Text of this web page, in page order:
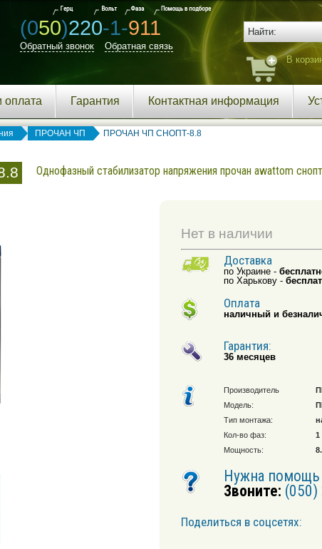
(050)220-1-911
Обратный звонок
Обратная связь
В
оплата Гарантия Контактная информация
ПРОЧАН ЧП ПРОЧАН ЧП СНОПТ-8.8
Однофазный стабилизатор напряжения прочан awattom
Нет в наличии
Доставка
по Украине -
по Харькову -
Оплата
наличный и
Гарантия:
36 месяцев
Производитель
Модель:
Тип монтажа:
Кол-во фаз:
1
Мощность:
Нужна помощь
Звоните: (050)
Поделиться в соцсетях: